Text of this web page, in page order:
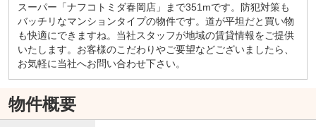
スーパー「ナフコトミダ春岡店」まで351mです。防犯対策も
バッチリなマンションタイプの物件です。道が平坦だと買い物
も快適にできますね。当社スタッフが地域の賃貸情報をご提供
いたします。お客様のこだわりやご要望などございましたら、
お気軽に当社へお問い合わせ下さい。
物件概要